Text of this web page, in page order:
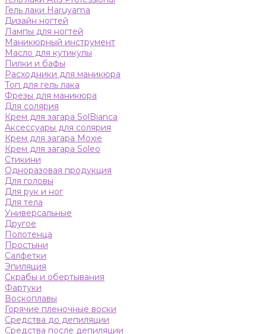
Гель лаки Haruyama
Дизайн ногтей
Лампы для ногтей
Маникюрный инструмент
Масло для кутикулы
Пилки и бафы
Расходники для маникюра
Топ для гель лака
Фрезы для маникюра
Для солярия
Крем для загара SolBianca
Аксессуары для солярия
Крем для загара Moxie
Крем для загара Soleo
Стикини
Одноразовая продукция
Для головы
Для рук и ног
Для тела
Универсальные
Другое
Полотенца
Простыни
Салфетки
Эпиляция
Скрабы и обертывания
Фартуки
Воскоплавы
Горячие пленочные воски
Средства до депиляции
Средства после депиляции